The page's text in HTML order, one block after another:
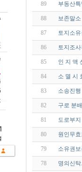
89 부동산
88 보존말소
87 토지소
86 토지조
85 인 지 액
84 소 멸 시
83 소송진
82 구로 분
81 도로부
80 원인무
79 소유권
78 명의신